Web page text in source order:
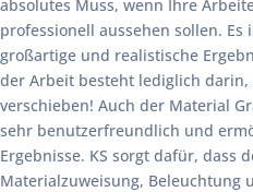
absolutes Muss, wenn Ihre
professionell aussehen sollen.
großartige und realistische
der Arbeit besteht lediglich darin,
verschieben! Auch der Material
sehr benutzerfreundlich und
Ergebnisse. KS sorgt dafür, dass
Materialzuweisung, Beleuchtung